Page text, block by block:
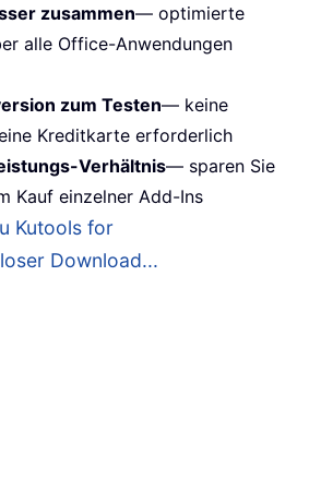
zusammen— optimierte
alle Office-Anwendungen
zum Testen— keine
Kreditkarte erforderlich
Verhältnis— sparen Sie
Kauf einzelner Add-Ins
Kutools for
Download...